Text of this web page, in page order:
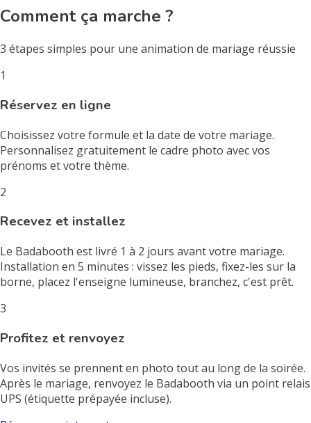
Comment ça marche ?
3 étapes simples pour une animation de mariage réussie
1
Réservez en ligne
Choisissez votre formule et la date de votre mariage.
Personnalisez gratuitement le cadre photo avec vos
prénoms et votre thème.
2
Recevez et installez
Le Badabooth est livré 1 à 2 jours avant votre mariage.
Installation en 5 minutes : vissez les pieds, fixez-les sur la
borne, placez l'enseigne lumineuse, branchez, c'est prêt.
3
Profitez et renvoyez
Vos invités se prennent en photo tout au long de la soirée.
Après le mariage, renvoyez le Badabooth via un point relais
UPS (étiquette prépayée incluse).